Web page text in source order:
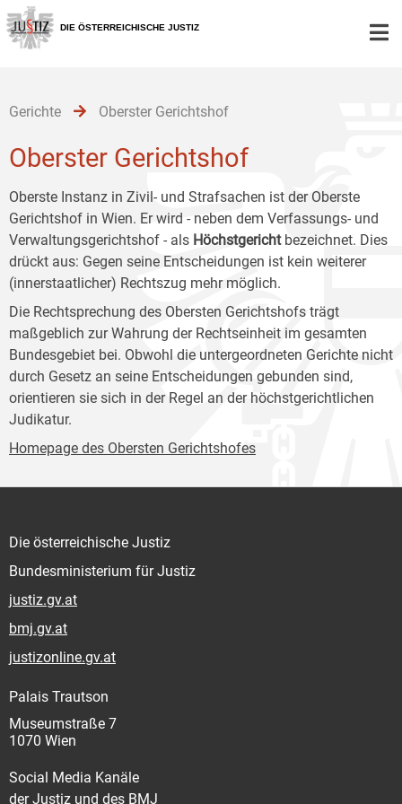
Zur
Hauptnavigation
[1]
Zum
Inhalt
[2]
Zum
Untermenü
[3]
DIE ÖSTERREICHISCHE JUSTIZ
Gerichte Oberster Gerichtshof
Oberster Gerichtshof
Oberste Instanz in Zivil- und Strafsachen ist der Oberste
Gerichtshof in Wien. Er wird - neben dem Verfassungs- und
Verwaltungsgerichtshof - als Höchstgerichtbezeichnet. Dies
drückt aus: Gegen seine Entscheidungen ist kein weiterer
(innerstaatlicher) Rechtszug mehr möglich.
Die Rechtsprechung des Obersten Gerichtshofs trägt
maßgeblich zur Wahrung der Rechtseinheit im gesamten
Bundesgebiet bei. Obwohl die untergeordneten Gerichte nicht
durch Gesetz an seine Entscheidungen gebunden sind,
orientieren sie sich in der Regel an der höchstgerichtlichen
Judikatur.
Homepage des Obersten Gerichtshofes
Die österreichische Justiz
Bundesministerium für Justiz
justiz.gv.at
bmj.gv.at
justizonline.gv.at
Palais Trautson
Museumstraße 7
1070 Wien
Social Media Kanäle
der Justiz und des BMJ